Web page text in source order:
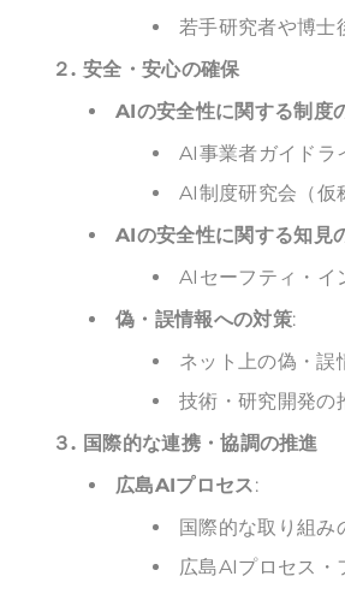
若手研究者や博士
２. 安全・安心の確保
AIの安全性に関する制度
AI事業者ガイドラ
AI制度研究会（仮
AIの安全性に関する知見
AIセーフティ・イ
偽・誤情報への対策:
ネット上の偽・誤
技術・研究開発の
３. 国際的な連携・協調の推進
広島AIプロセス:
国際的な取り組み
広島AIプロセス・